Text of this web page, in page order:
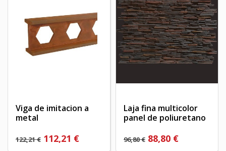
Viga de imitacion a
metal
122,21 € 112,21 €
Laja fina multicolor
panel de poliuretano
96,80 € 88,80 €
Cancelar Crear lista de deseos
Cancelar Iniciar sesión